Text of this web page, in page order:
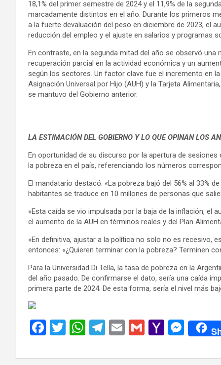
18,1% del primer semestre de 2024 y el 11,9% de la
marcadamente distintos en el año. Durante los primeros
a la fuerte devaluación del peso en diciembre de 2023, el
reducción del empleo y el ajuste en salarios y programas
En contraste, en la segunda mitad del año se observó
recuperación parcial en la actividad económica y un
según los sectores. Un factor clave fue el incremento en
Asignación Universal por Hijo (AUH) y la Tarjeta
se mantuvo del Gobierno anterior.
LA ESTIMACIÓN DEL GOBIERNO Y LO QUE OPINAN LOS
En oportunidad de su discurso por la apertura de
la pobreza en el país, referenciando los números
El mandatario destacó: «La pobreza bajó del 56% al 33%
habitantes se traduce en 10 millones de personas que
«Esta caída se vio impulsada por la baja de la inflación, el
el aumento de la AUH en términos reales y del Plan
«En definitiva, ajustar a la política no solo no es recesivo,
entonces: «¿Quieren terminar con la pobreza? Terminen
Para la Universidad Di Tella, la tasa de pobreza en la
del año pasado. De confirmarse el dato, sería una caída
primera parte de 2024. De esta forma, sería el nivel más
F
ce
T
tt
W
at
T
e
E
ail
G
ail
Y
h
M
se